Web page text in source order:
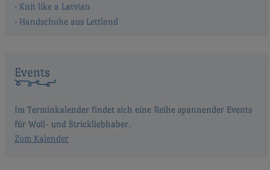
Knit like a Latvian
Handschuhe aus Lettland
Events
Im Terminkalender findet sich eine Reihe spannender Events
für Woll- und Strickliebhaber.
Zum Kalender